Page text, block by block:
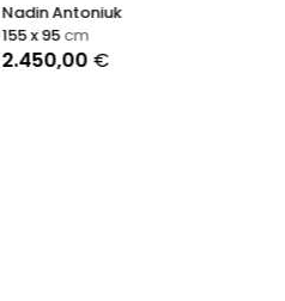
Nadin Antoniuk
2.450,00 €
155 x 95cm